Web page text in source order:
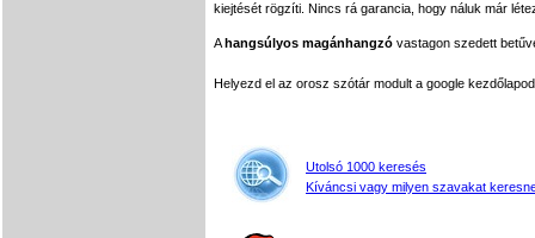
kiejtését rögzíti. Nincs rá garancia, hogy náluk már
Ahangsúlyos magánhangzó vastagon szedett
Helyezd el az orosz szótár modult a google
Utolsó 1000 keresés
Kíváncsi vagy milyen szavakat